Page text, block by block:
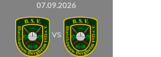
07.09.2026
vs